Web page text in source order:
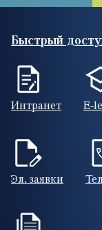
Быстрый
Интранет E-
Эл. заявки